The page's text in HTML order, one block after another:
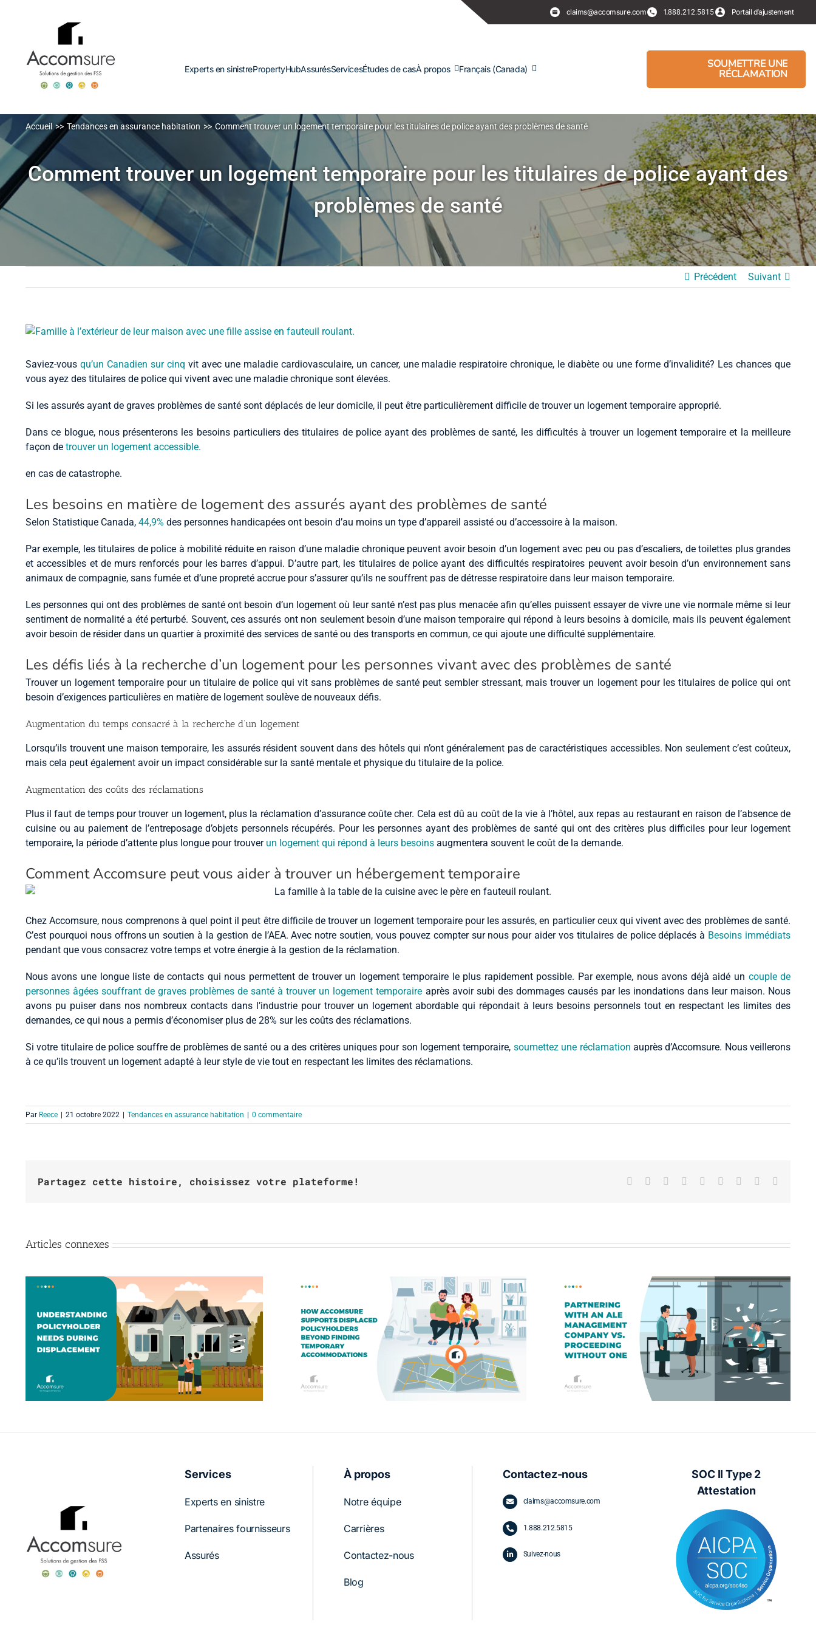
claims@accomsure.com 1.888.212.5815 Portail d’ajustement
Experts en sinistrePropertyHubAssurésServicesÉtudes de casÀ propos Français (Canada) SOUMETTRE UNE
RÉCLAMATION
Comment trouver un logement temporaire pour les titulaires de police ayant des
problèmes de santé
Accueil Tendances en assurance habitation Comment trouver un logement temporaire pour les titulaires de police ayant des problèmes de santé
Précédent Suivant
Agrandir
Saviez-vous qu’un Canadien sur cinq vit avec une maladie cardiovasculaire, un cancer, une maladie respiratoire chronique, le diabète ou une forme d’invalidité? Les chances que
vous ayez des titulaires de police qui vivent avec une maladie chronique sont élevées.
Si les assurés ayant de graves problèmes de santé sont déplacés de leur domicile, il peut être particulièrement difficile de trouver un logement temporaire approprié.
Dans ce blogue, nous présenterons les besoins particuliers des titulaires de police ayant des problèmes de santé, les difficultés à trouver un logement temporaire et la meilleure
façon de trouver un logement accessible.
en cas de catastrophe.
Les besoins en matière de logement des assurés ayant des problèmes de santé
Selon Statistique Canada, 44,9% des personnes handicapées ont besoin d’au moins un type d’appareil assisté ou d’accessoire à la maison.
Par exemple, les titulaires de police à mobilité réduite en raison d’une maladie chronique peuvent avoir besoin d’un logement avec peu ou pas d’escaliers, de toilettes plus grandes
et accessibles et de murs renforcés pour les barres d’appui. D’autre part, les titulaires de police ayant des difficultés respiratoires peuvent avoir besoin d’un environnement sans
animaux de compagnie, sans fumée et d’une propreté accrue pour s’assurer qu’ils ne souffrent pas de détresse respiratoire dans leur maison temporaire.
Les personnes qui ont des problèmes de santé ont besoin d’un logement où leur santé n’est pas plus menacée afin qu’elles puissent essayer de vivre une vie normale même si leur
sentiment de normalité a été perturbé. Souvent, ces assurés ont non seulement besoin d’une maison temporaire qui répond à leurs besoins à domicile, mais ils peuvent également
avoir besoin de résider dans un quartier à proximité des services de santé ou des transports en commun, ce qui ajoute une difficulté supplémentaire.
Les défis liés à la recherche d’un logement pour les personnes vivant avec des problèmes de santé
Trouver un logement temporaire pour un titulaire de police qui vit sans problèmes de santé peut sembler stressant, mais trouver un logement pour les titulaires de police qui ont
besoin d’exigences particulières en matière de logement soulève de nouveaux défis.
Augmentation du temps consacré à la recherche d’un logement
Lorsqu’ils trouvent une maison temporaire, les assurés résident souvent dans des hôtels qui n’ont généralement pas de caractéristiques accessibles. Non seulement c’est coûteux,
mais cela peut également avoir un impact considérable sur la santé mentale et physique du titulaire de la police.
Augmentation des coûts des réclamations
Plus il faut de temps pour trouver un logement, plus la réclamation d’assurance coûte cher. Cela est dû au coût de la vie à l’hôtel, aux repas au restaurant en raison de l’absence de
cuisine ou au paiement de l’entreposage d’objets personnels récupérés. Pour les personnes ayant des problèmes de santé qui ont des critères plus difficiles pour leur logement
temporaire, la période d’attente plus longue pour trouver un logement qui répond à leurs besoinsaugmentera souvent le coût de la demande.
Comment Accomsure peut vous aider à trouver un hébergement temporaire
Chez Accomsure, nous comprenons à quel point il peut être difficile de trouver un logement temporaire pour les assurés, en particulier ceux qui vivent avec des problèmes de santé.
C’est pourquoi nous offrons un soutien à la gestion de l’AEA. Avec notre soutien, vous pouvez compter sur nous pour aider vos titulaires de police déplacés à Besoins immédiats
pendant que vous consacrez votre temps et votre énergie à la gestion de la réclamation.
Nous avons une longue liste de contacts qui nous permettent de trouver un logement temporaire le plus rapidement possible. Par exemple, nous avons déjà aidé un couple de
personnes âgées souffrant de graves problèmes de santé à trouver un logement temporaire après avoir subi des dommages causés par les inondations dans leur maison. Nous
avons pu puiser dans nos nombreux contacts dans l’industrie pour trouver un logement abordable qui répondait à leurs besoins personnels tout en respectant les limites des
demandes, ce qui nous a permis d’économiser plus de 28% sur les coûts des réclamations.
Si votre titulaire de police souffre de problèmes de santé ou a des critères uniques pour son logement temporaire, soumettez une réclamation auprès d’Accomsure. Nous veillerons
à ce qu’ils trouvent un logement adapté à leur style de vie tout en respectant les limites des réclamations.
Par Reece 21 octobre 2022 Tendances en assurance habitation 0 commentaire
Partagez cette histoire, choisissez votre plateforme! Reddit WhatsApp
TumblrPinterest
Articles connexes
Au-delà de l’hébergement :
comment Accomsure soutient les
titulaires de police déplacés
Partenariat avec une société de
gestion d’ALE par rapport à une
procédure sans
Ce que veulent vraiment les
souscripteurs déplacés : un guide
pour comprendre les besoins des
souscripteurs pendant le
déplacement
Services
Experts en sinistre
Partenaires fournisseurs
Assurés
À propos
Notre équipe
Carrières
Contactez-nous
Blog
Contactez-nous
claims@accomsure.com
1.888.212.5815
Suivez-nous
SOC II Type 2
Attestation